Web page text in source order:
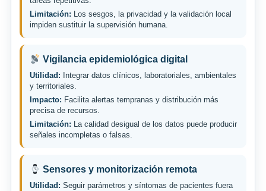
Limitación: Los sesgos, la privacidad y la validación local
impiden sustituir la supervisión humana.
Vigilancia epidemiológica digital
Utilidad: Integrar datos clínicos, laboratoriales, ambientales
y territoriales.
Impacto: Facilita alertas tempranas y distribución más
precisa de recursos.
Limitación: La calidad desigual de los datos puede producir
señales incompletas o falsas.
Sensores y monitorización remota
Utilidad: Seguir parámetros y síntomas de pacientes fuera